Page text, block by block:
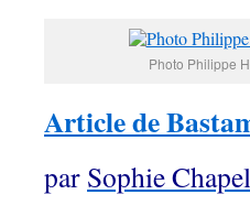
Photo Philippe
Article de
par Sophie